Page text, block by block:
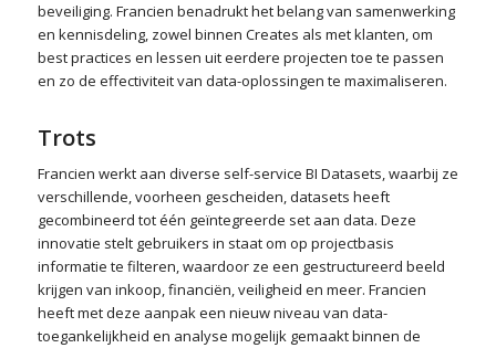
beveiliging. Francien benadrukt het belang van samenwerking
en kennisdeling, zowel binnen Creates als met klanten, om
best practices en lessen uit eerdere projecten toe te passen
en zo de effectiviteit van data-oplossingen te maximaliseren.
Trots
Francien werkt aan diverse self-service BI Datasets, waarbij ze
verschillende, voorheen gescheiden, datasets heeft
gecombineerd tot één geïntegreerde set aan data. Deze
innovatie stelt gebruikers in staat om op projectbasis
informatie te filteren, waardoor ze een gestructureerd beeld
krijgen van inkoop, financiën, veiligheid en meer. Francien
heeft met deze aanpak een nieuw niveau van data-
toegankelijkheid en analyse mogelijk gemaakt binnen de